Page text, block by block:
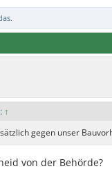
↑
gegen unser
von der Behörde?